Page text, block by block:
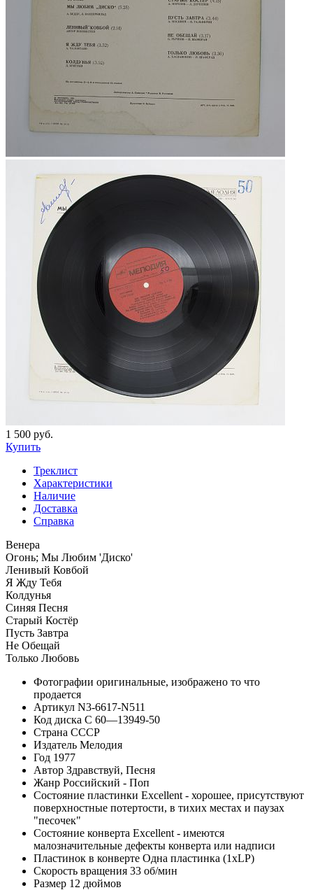
1 500 руб.
Купить
Треклист
Характеристики
Наличие
Доставка
Справка
Венера
Огонь; Мы Любим 'Диско'
Ленивый Ковбой
Я Жду Тебя
Колдунья
Синяя Песня
Старый Костёр
Пусть Завтра
Не Обещай
Только Любовь
Фотографии оригинальные, изображено то что
продается
Артикул N3-6617-N511
Код диска С 60—13949-50
Страна СССР
Издатель Мелодия
Год 1977
Автор Здравствуй, Песня
Жанр Российский - Поп
Состояние пластинки Excellent - хорошее, присутствуют
поверхностные потертости, в тихих местах и паузах
"песочек"
Состояние конверта Excellent - имеются
малозначительные дефекты конверта или надписи
Пластинок в конверте Одна пластинка (1xLP)
Скорость вращения 33 об/мин
Размер 12 дюймов